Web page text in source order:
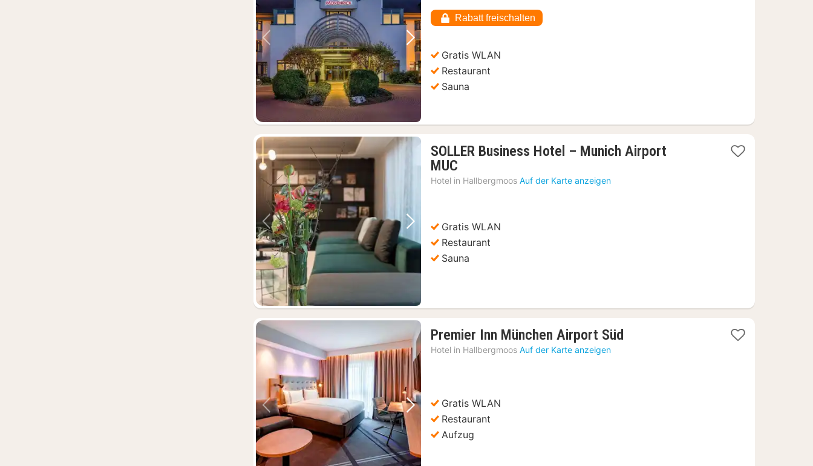
Vorheriges Bild Nächstes Bild
Rabatt freischalten
Gratis WLAN
Restaurant
Sauna
Vorheriges Bild Nächstes Bild
SOLLER Business Hotel – Munich Airport
MUC
Nacht
€
Hotel in Hallbergmoos Auf der Karte anzeigen
Gratis WLAN
Restaurant
Sauna
Vorheriges Bild Nächstes Bild
Premier Inn München Airport Süd
Hotel in Hallbergmoos Auf der Karte anzeigen
Gratis WLAN
Restaurant
Aufzug